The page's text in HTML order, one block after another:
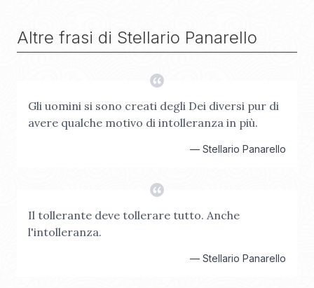
Altre frasi di Stellario Panarello
Gli uomini si sono creati degli Dei diversi pur di
avere qualche motivo di intolleranza in più.
— Stellario Panarello
Il tollerante deve tollerare tutto. Anche
l'intolleranza.
— Stellario Panarello